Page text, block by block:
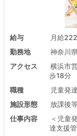
給与
月給
勤務地
神奈川
アクセス
横浜市
歩18分
職種
児童発
施設形態
放課後
仕事内容
＜児童
達支援